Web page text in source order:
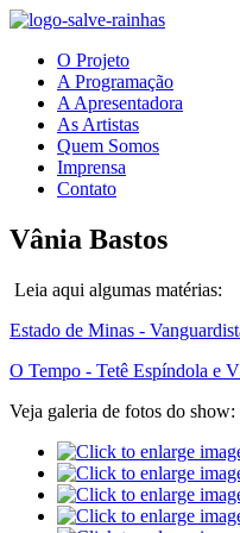
O Projeto
A Programação
A Apresentadora
As Artistas
Quem Somos
Imprensa
Contato
Vânia Bastos
Leia aqui algumas matérias:
Estado de Minas -
O Tempo - Tetê Espíndola e
Veja galeria de fotos do show: